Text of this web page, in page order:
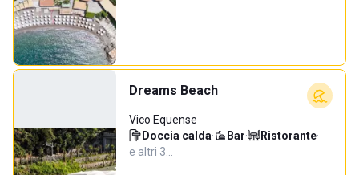
Dreams Beach
Vico Equense
Doccia calda· Bar· Ristorante·
e altri 3…